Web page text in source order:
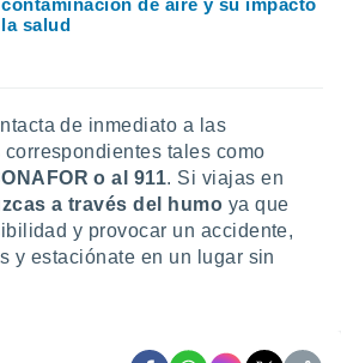
contaminación de aire y su impacto
salud
de inmediato a las
tales como
o al 911. Si viajas en
a través del humo ya que
y provocar un accidente,
y estaciónate en un lugar sin